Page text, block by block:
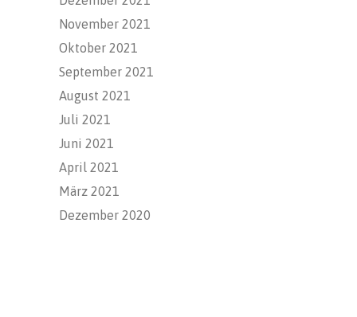
November 2021
Oktober 2021
September 2021
August 2021
Juli 2021
Juni 2021
April 2021
März 2021
Dezember 2020